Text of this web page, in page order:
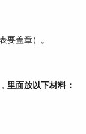
要盖章）。
， 里面放以下材料：